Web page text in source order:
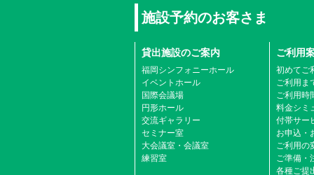
施設予約のお客さま
貸出施設のご案内
福岡シンフォニーホール
イベントホール
国際会議場
円形ホール
交流ギャラリー
セミナー室
大会議室・会議室
練習室
ご利用
初めてご
ご利用ま
ご利用時
料金シミ
付帯サー
お申込・
ご利用の
ご準備・
各種ご提